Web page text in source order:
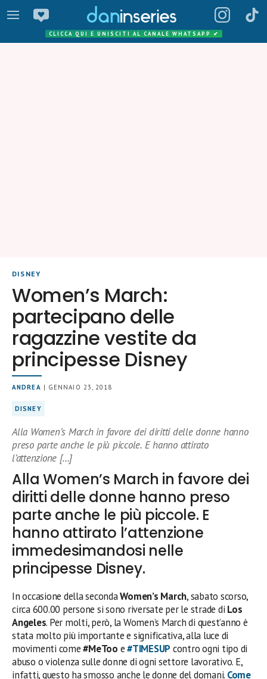
CLICCA QUI E UNISCITI AL CANALE WHATSAPP ✔
DISNEY
Women’s March:
partecipano delle
ragazzine vestite da
principesse Disney
ANDREA | GENNAIO 23, 2018
DISNEY
Alla Women’s March in favore dei diritti delle donne hanno
preso parte anche le più piccole. E hanno attirato
l’attenzione […]
Alla Women’s March in favore dei
diritti delle donne hanno preso
parte anche le più piccole. E
hanno attirato l’attenzione
immedesimandosi nelle
principesse Disney.
In occasione della secondaWomen’s March, sabato scorso,
circa 600.00 persone si sono riversate per le strade di Los
Angeles. Per molti, però, la Women’s March di quest’anno è
stata molto più importante e significativa, alla luce di
movimenti come#MeToo e#TIMESUP contro ogni tipo di
abuso o violenza sulle donne di ogni settore lavorativo. E,
infatti, questo ha smosso anche le donne del domani. Come